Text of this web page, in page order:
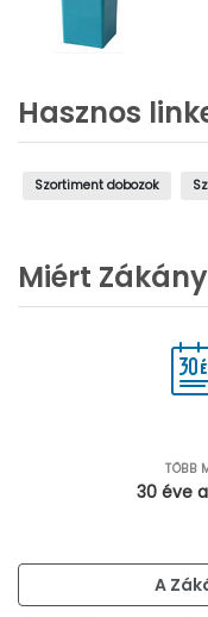
Hasznos
Szortiment dobozok
Miért
TÖBB
30 éve
A